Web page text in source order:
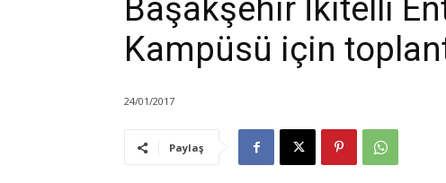
Başakşehir İkitelli
Kampüsü için
24/01/2017
Paylaş